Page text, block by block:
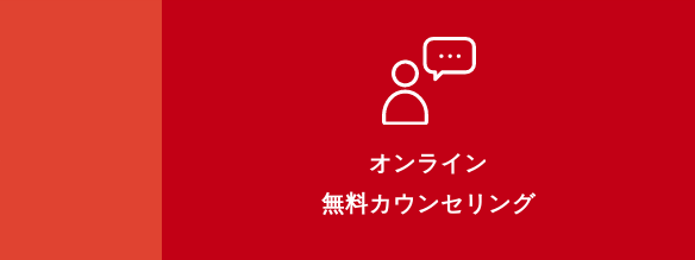
オンライン
無料カウンセリング